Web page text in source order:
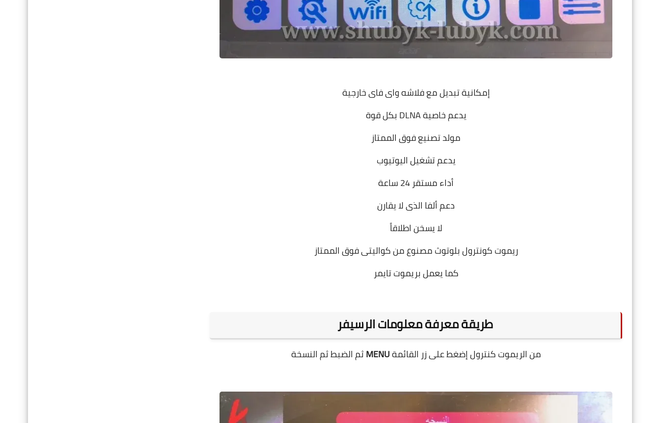
إمكانية تبديل مع فلاشه واى فاى خارجية
يدعم خاصية DLNA بكل قوة
مولد تصنيع فوق الممتاز
يدعم تشغيل اليوتيوب
أداء مستقر 24 ساعة
دعم ألفا الذى لا يقارن
لا يسخن اطلاقاً
ريموت كونترول بلوتوث مصنوع من كواليتى فوق الممتاز
كما يعمل بريموت تايمر
طريقة معرفة معلومات الرسيفر
من الريموت كنترول إضغط على زر القائمةMENUثم الضبط ثم النسخة